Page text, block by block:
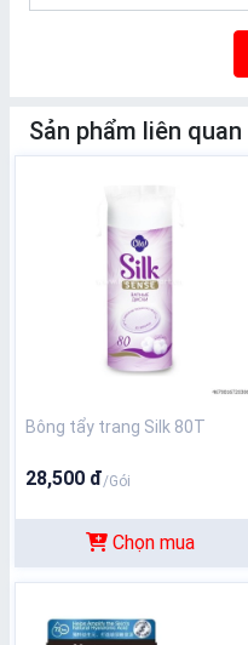
Sản phẩm liên quan
Bông tẩy trang Silk 80T
28,500 đ/Gói
Chọn mua